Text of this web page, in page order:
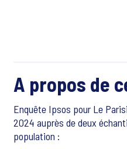
A propos de
Enquête Ipsos pour Le
2024 auprès de deux
population :